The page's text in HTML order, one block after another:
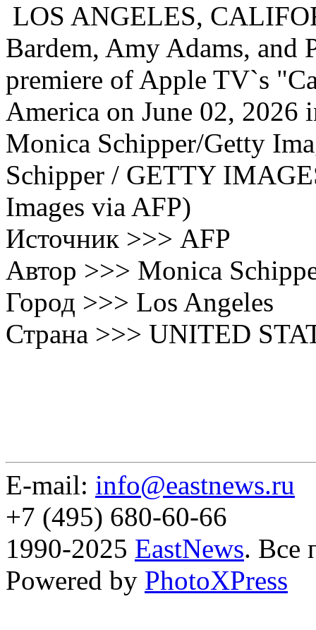
LOS ANGELES,
Bardem, Amy Adams, and
premiere of Apple TV`s
America on June 02, 2026
Monica Schipper/Getty
Schipper / GETTY
Images via AFP)
Источник >>> AFP
Автор >>> Monica
Город >>> Los Angeles
Страна >>> UNITED
E-mail: info@eastnews.ru
+7 (495) 680-60-66
1990-2025 EastNews. Все
Powered by PhotoXPress